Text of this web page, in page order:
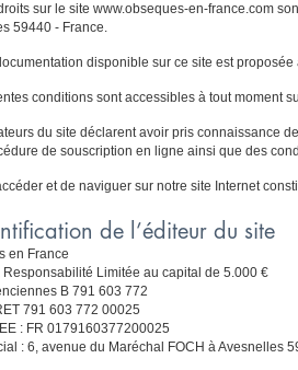
sur le site www.obseques-en-france.com
59440 - France.
disponible sur ce site est
conditions sont accessibles à tout moment
du site déclarent avoir pris connaissance
de souscription en ligne ainsi que des
et de naviguer sur notre site Internet
de l’éditeur du site
en France
Responsabilité Limitée au capital de 5.000 €
B 791 603 772
791 603 772 00025
: FR 0179160377200025
: 6, avenue du Maréchal FOCH à Avesnelles